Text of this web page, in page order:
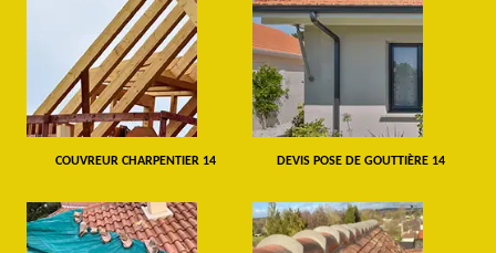
COUVREUR CHARPENTIER 14 DEVIS POSE DE GOUTTIÈRE 14